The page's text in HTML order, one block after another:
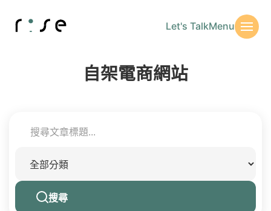
Let's TalkMenu
自架電商網站
搜尋